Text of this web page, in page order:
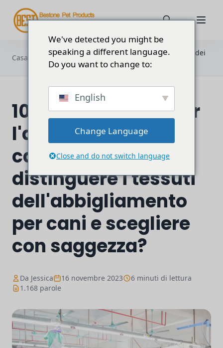
Casa Blog
10 diversi tessuti per l'abbigliamento dei
cani: Come distinguere...
10 diversi tessuti per
l'abbigliamento dei
cani: Come
distinguere i tessuti
dell'abbigliamento
per cani e scegliere
con saggezza?
Da Jessica 16 novembre 2023
6 minuti di lettura
1.168 parole
We've detected you might be
speaking a different language.
Do you want to change to:
English
Change Language
Close and do not switch language